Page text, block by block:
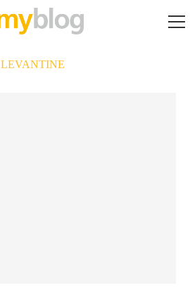
LEVANTINE